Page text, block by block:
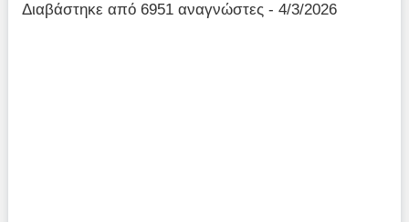
Διαβάστηκε από 6951 αναγνώστες - 4/3/2026